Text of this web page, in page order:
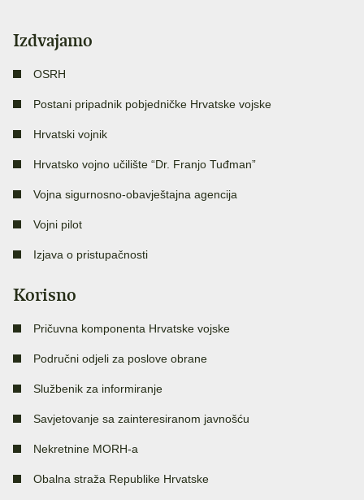
Izdvajamo
OSRH
Postani pripadnik pobjedničke Hrvatske vojske
Hrvatski vojnik
Hrvatsko vojno učilište “Dr. Franjo Tuđman”
Vojna sigurnosno-obavještajna agencija
Vojni pilot
Izjava o pristupačnosti
Korisno
Pričuvna komponenta Hrvatske vojske
Područni odjeli za poslove obrane
Službenik za informiranje
Savjetovanje sa zainteresiranom javnošću
Nekretnine MORH-a
Obalna straža Republike Hrvatske